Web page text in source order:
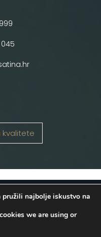
kvalitete
2026
. Configured
pridržana.
najbolje iskustvo na
we are using or